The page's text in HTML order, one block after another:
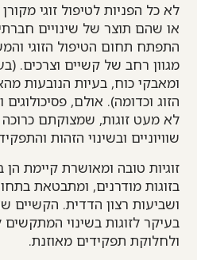
לא כל הפניות לטיפול זוגי
או שהם תוצר של שינויים
התפתח תחום הטיפול הזוגי
מגוון רחב של קשיים וצרכים.
ומאבקי כוח, בעיות הנובעות
הזוג וכדומה). אולם, פסיכולוגים
לא מעט זוגות, שמצוקתם
שוויוניים ובשינוי הזהות
זוגיות טובה ומאושרת קיימת הן
בזוגות מודרנים, ומתבטאת
ושביעות רצון הדדית. הקשיים
בעיקר לזוגות בשינוי
ולחלוקת תפקידים מאוזנת.